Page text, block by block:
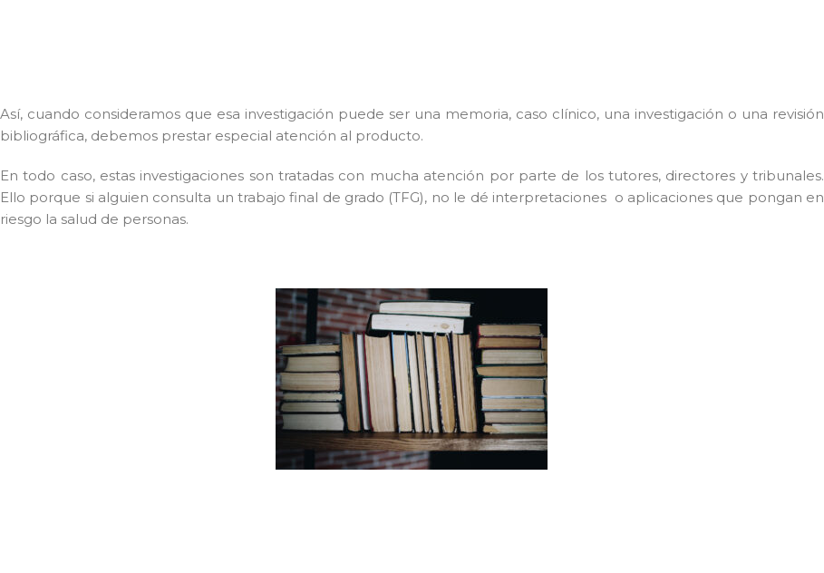
Así, cuando consideramos que esa investigación puede ser una memoria, caso clínico, una investigación o una revisión
bibliográfica, debemos prestar especial atención al producto.
En todo caso, estas investigaciones son tratadas con mucha atención por parte de los tutores, directores y tribunales.
Ello porque si alguien consulta un trabajo final de grado (TFG), no le dé interpretaciones o aplicaciones que pongan en
riesgo la salud de personas.